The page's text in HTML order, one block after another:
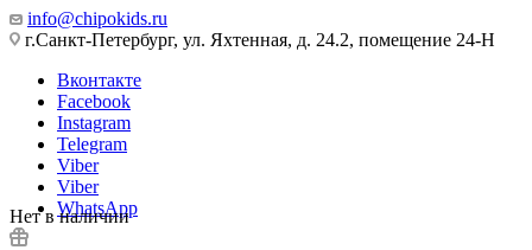
info@chipokids.ru
г.Санкт-Петербург, ул. Яхтенная, д. 24.2, помещение 24-Н
Вконтакте
Facebook
Instagram
Telegram
Viber
Viber
WhatsApp
Нет в наличии